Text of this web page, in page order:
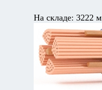
На складе: 3222 м